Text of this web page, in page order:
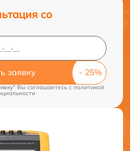
со
заявку
Вы соглашаетесь cполитикой